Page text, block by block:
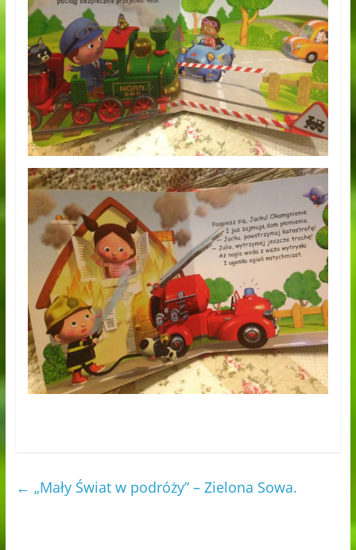
← „Mały Świat w podróży” – Zielona Sowa.